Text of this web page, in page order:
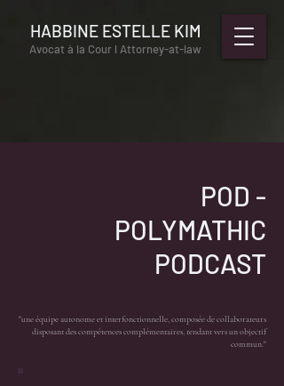
HABBINE ESTELLE KIM
Avocat à la Cour l Attorney-at-law
POD -
POLYMATHIC
PODCAST
"une équipe autonome et interfonctionnelle, composée de collaborateurs
disposant des compétences complémentaires, tendant vers un objectif
commun."